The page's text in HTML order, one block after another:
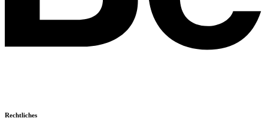
Rechtliches